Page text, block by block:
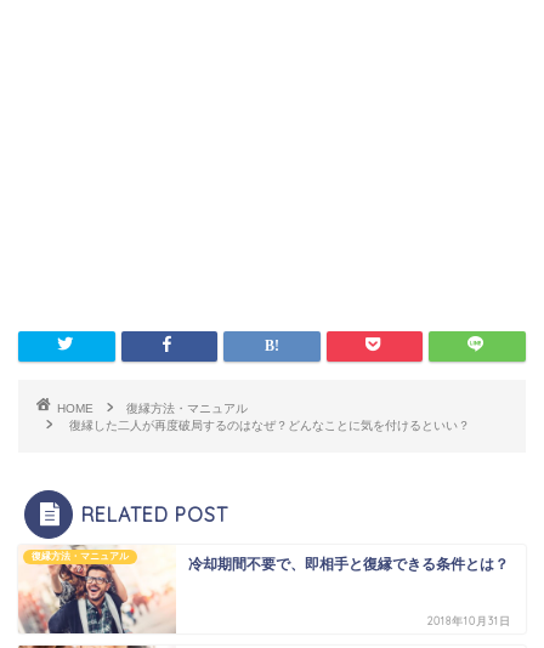
HOME
復縁方法・マニュアル
復縁した二人が再度破局するのはなぜ？どんなことに気を付けるといい？
RELATED POST
復縁方法・マニュアル 冷却期間不要で、即相手と復縁できる条件とは？
2018年10月31日